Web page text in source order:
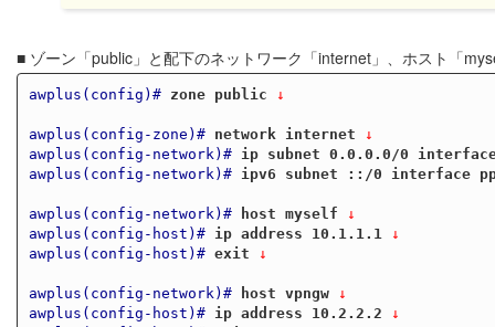
■ ゾーン「public」と配下のネットワーク「internet」、ホスト「
awplus(config)# zone public ↓
awplus(config-zone)# network internet ↓
awplus(config-network)#
ip subnet 0.0.0.0/0 interface
awplus(config-network)#
ipv6 subnet ::/0 interface
awplus(config-network)# host myself ↓
awplus(config-host)#
ip address 10.1.1.1
↓
awplus(config-host)# exit ↓
awplus(config-network)# host vpngw ↓
awplus(config-host)#
ip address 10.2.2.2 ↓